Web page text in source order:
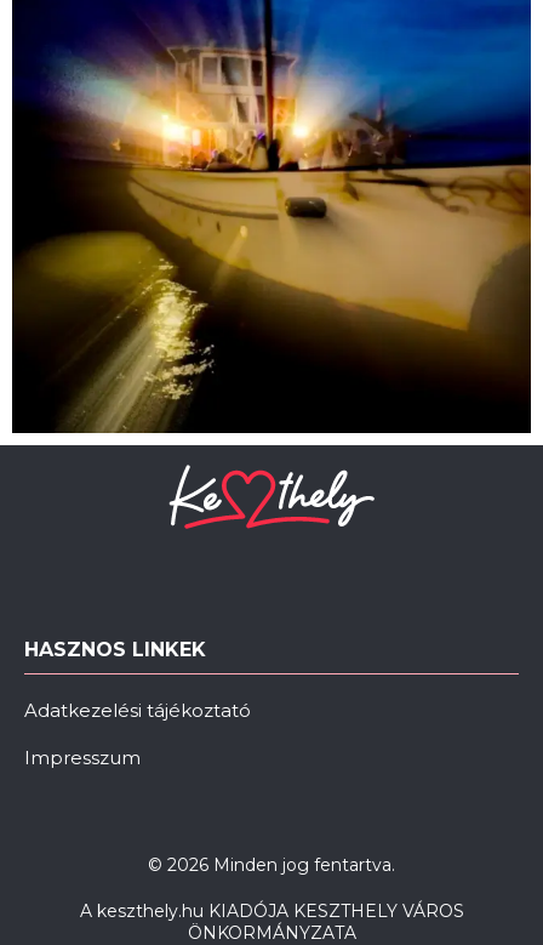
HASZNOS LINKEK
Adatkezelési tájékoztató
Impresszum
© 2026 Minden jog fentartva.
A keszthely.hu KIADÓJA KESZTHELY VÁROS
ÖNKORMÁNYZATA